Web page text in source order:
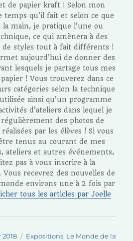
de papier kraft ! Selon mon
temps qu’il fait et selon ce que
la main, je pratique l’une ou
ce qui amènera à des
de styles tout à fait différents !
aujourd’hui de donner des
lesquels je partage tous mes
! Vous trouverez dans ce
catégories selon la technique
ainsi qu’un programme
d’ateliers dans lequel je
des photos de
par les élèves ! Si vous
tenus au courant de mes
ateliers et autres événements,
pas à vous inscrire à la
Vous recevrez des nouvelles de
environs une à 2 fois par
tous les articles par Joelle
Catégories
Expositions, Le Monde de la